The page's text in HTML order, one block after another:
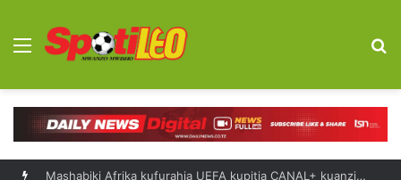
Menu
Mashabiki Afrika kufurahia UEFA kupitia CANAL+ kuanzia 2027-2031